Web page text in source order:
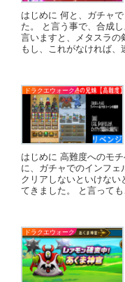
はじめに 何と、ガチャ
た。 と言う事で、合成
言いますと、メタスラの
もし、これがなければ、
ドラクエウォーク
はじめに 高難度へのモ
に、ガチャでのインフ
クリアしないといけない
てきました。 と言って
ドラクエウォーク